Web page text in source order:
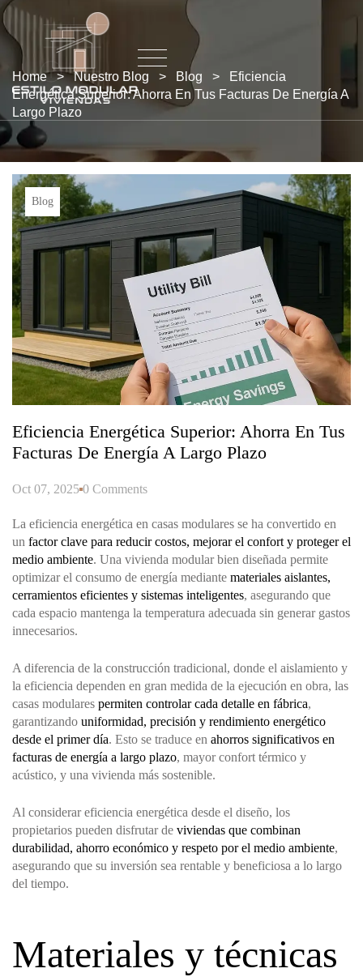
Home > Nuestro Blog > Blog >
Eficiencia
Energética Superior: Ahorra En Tus Facturas De Energía A
Largo Plazo
Blog
Eficiencia Energética Superior: Ahorra En Tus
Facturas De Energía A Largo Plazo
Oct 07, 2025 0 Comments
La eficiencia energética en casas modulares se ha convertido en
un factor clave para reducir costos, mejorar el confort y proteger el
medio ambiente. Una vivienda modular bien diseñada permite
optimizar el consumo de energía mediante materiales aislantes,
cerramientos eficientes y sistemas inteligentes, asegurando que
cada espacio mantenga la temperatura adecuada sin generar gastos
innecesarios.
A diferencia de la construcción tradicional, donde el aislamiento y
la eficiencia dependen en gran medida de la ejecución en obra, las
casas modulares permiten controlar cada detalle en fábrica,
garantizando uniformidad, precisión y rendimiento energético
desde el primer día. Esto se traduce en ahorros significativos en
facturas de energía a largo plazo, mayor confort térmico y
acústico, y una vivienda más sostenible.
Al considerar eficiencia energética desde el diseño, los
propietarios pueden disfrutar de viviendas que combinan
durabilidad, ahorro económico y respeto por el medio ambiente,
asegurando que su inversión sea rentable y beneficiosa a lo largo
del tiempo.
Materiales y técnicas